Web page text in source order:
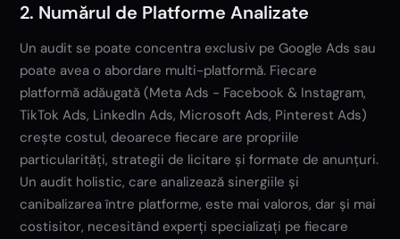
2. Numărul de Platforme Analizate
Un audit se poate concentra exclusiv pe Google Ads sau
poate avea o abordare multi-platformă. Fiecare
platformă adăugată (Meta Ads - Facebook & Instagram,
TikTok Ads, LinkedIn Ads, Microsoft Ads, Pinterest Ads)
crește costul, deoarece fiecare are propriile
particularități, strategii de licitare și formate de anunțuri.
Un audit holistic, care analizează sinergiile și
canibalizarea între platforme, este mai valoros, dar și mai
costisitor, necesitând experți specializați pe fiecare